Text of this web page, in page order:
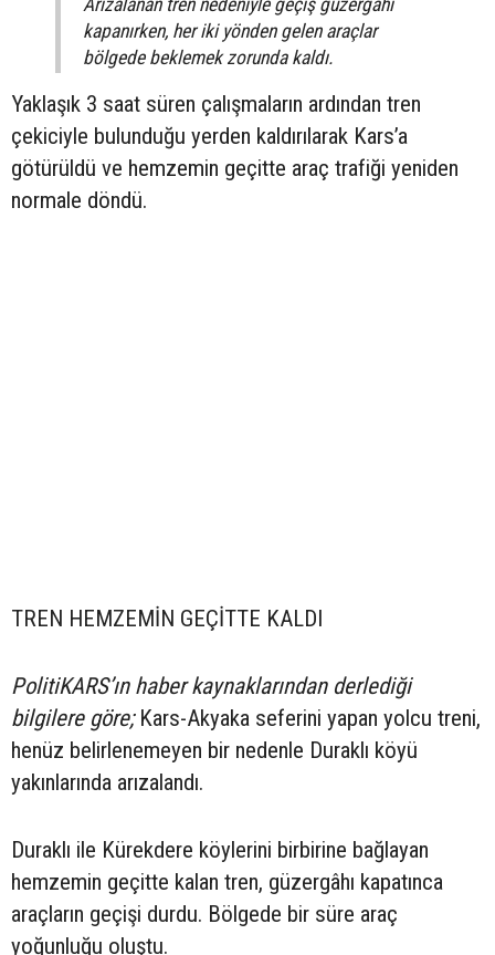
Arızalanan tren nedeniyle geçiş güzergâhı
kapanırken, her iki yönden gelen araçlar
bölgede beklemek zorunda kaldı.
Yaklaşık 3 saat süren çalışmaların ardından tren
çekiciyle bulunduğu yerden kaldırılarak Kars’a
götürüldü ve hemzemin geçitte araç trafiği yeniden
normale döndü.
TREN HEMZEMİN GEÇİTTE KALDI
PolitiKARS’ın haber kaynaklarından derlediği
bilgilere göre;Kars-Akyaka seferini yapan yolcu treni,
henüz belirlenemeyen bir nedenle Duraklı köyü
yakınlarında arızalandı.
Duraklı ile Kürekdere köylerini birbirine bağlayan
hemzemin geçitte kalan tren, güzergâhı kapatınca
araçların geçişi durdu. Bölgede bir süre araç
yoğunluğu oluştu.